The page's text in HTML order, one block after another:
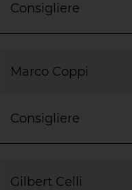
Consigliere
Marco Coppi
Consigliere
Gilbert Celli